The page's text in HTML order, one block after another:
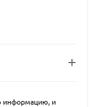
информацию, и